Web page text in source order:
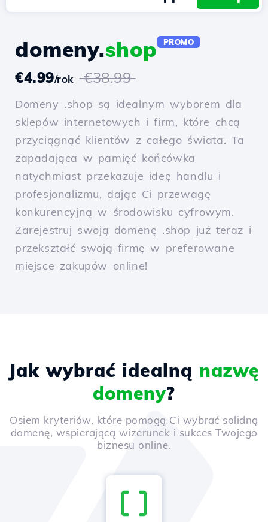
domeny.shop PROMO
€4.99/rok €38.99
Domeny .shop są idealnym wyborem dla
sklepów internetowych i firm, które chcą
przyciągnąć klientów z całego świata. Ta
zapadająca w pamięć końcówka
natychmiast przekazuje ideę handlu i
profesjonalizmu, dając Ci przewagę
konkurencyjną w środowisku cyfrowym.
Zarejestruj swoją domenę .shop już teraz i
przekształć swoją firmę w preferowane
miejsce zakupów online!
Jak wybrać idealną nazwę
domeny?
Osiem kryteriów, które pomogą Ci wybrać solidną
domenę, wspierającą wizerunek i sukces Twojego
biznesu online.